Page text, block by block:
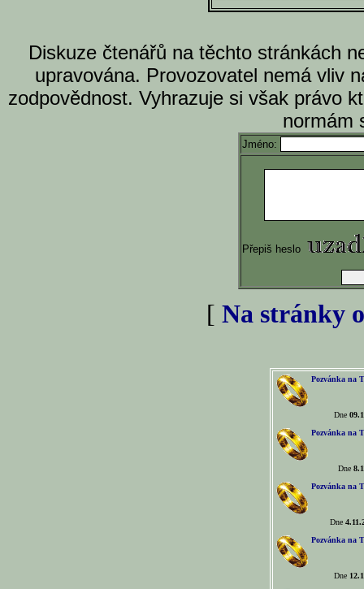
Diskuze čtenářů na těchto stránkách
upravována. Provozovatel nemá vliv
zodpovědnost. Vyhrazuje si však právo
normám
Jméno:
Přepiš heslo
[ Na stránky
Pozvánka na
Dne
Pozvánka na
Dne
Pozvánka na
Dne
Pozvánka na
Dne